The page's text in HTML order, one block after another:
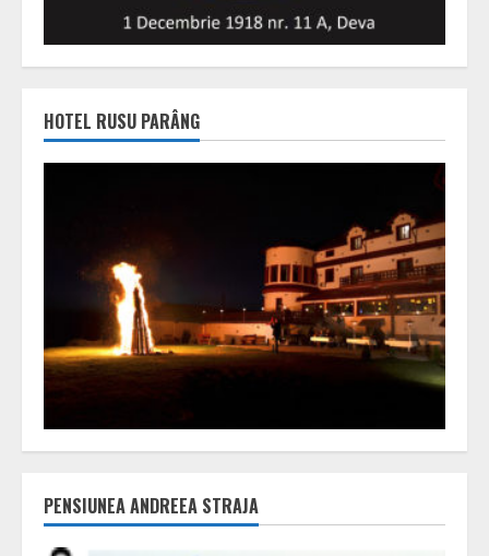
HOTEL RUSU PARÂNG
PENSIUNEA ANDREEA STRAJA